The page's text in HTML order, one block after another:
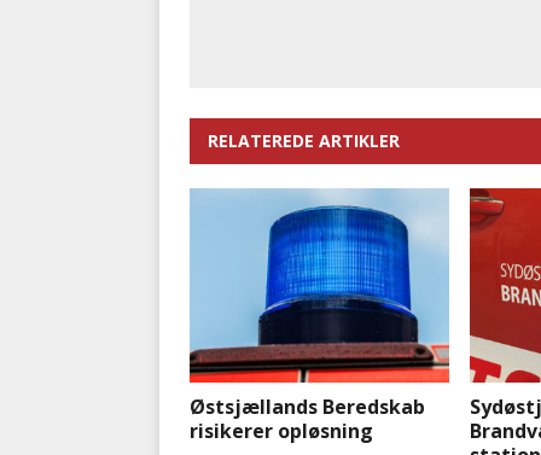
RELATEREDE ARTIKLER
Østsjællands Beredskab
risikerer opløsning